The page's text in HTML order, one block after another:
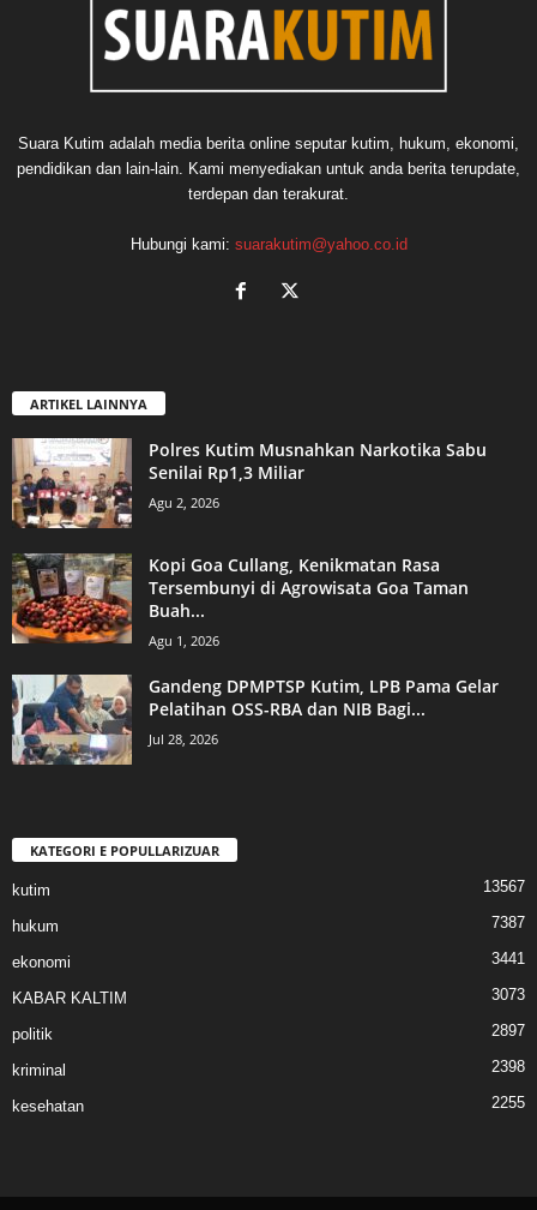
Suara Kutim adalah media berita online seputar kutim, hukum, ekonomi,
pendidikan dan lain-lain. Kami menyediakan untuk anda berita terupdate,
terdepan dan terakurat.
Hubungi kami: suarakutim@yahoo.co.id
ARTIKEL LAINNYA
Polres Kutim Musnahkan Narkotika Sabu
Senilai Rp1,3 Miliar
Agu 2, 2026
Kopi Goa Cullang, Kenikmatan Rasa
Tersembunyi di Agrowisata Goa Taman
Buah...
Agu 1, 2026
Gandeng DPMPTSP Kutim, LPB Pama Gelar
Pelatihan OSS-RBA dan NIB Bagi...
Jul 28, 2026
KATEGORI E POPULLARIZUAR
kutim 13567
hukum 7387
ekonomi 3441
KABAR KALTIM 3073
politik 2897
kriminal 2398
kesehatan 2255